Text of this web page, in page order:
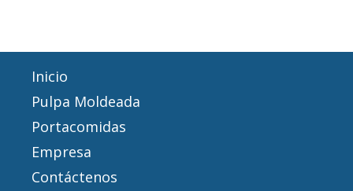
Inicio
Pulpa Moldeada
Portacomidas
Empresa
Contáctenos